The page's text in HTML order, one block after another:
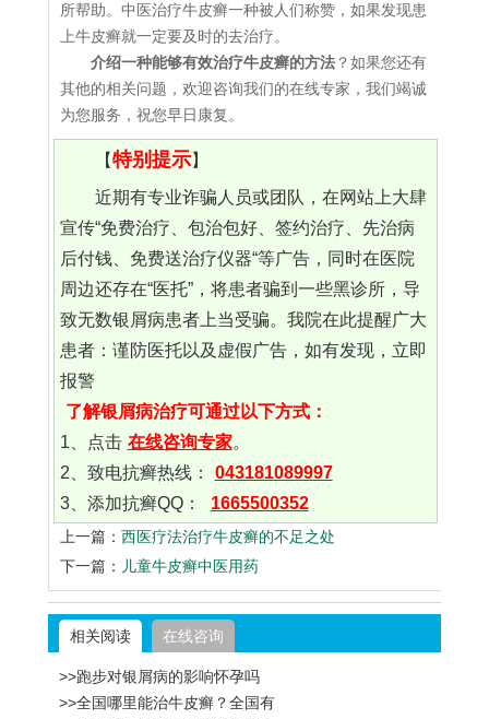
所帮助。中医治疗牛皮癣一种被人们称赞，如果发现患
上牛皮癣就一定要及时的去治疗。
介绍一种能够有效治疗牛皮癣的方法 ？如果您还有
其他的相关问题，欢迎咨询我们的在线专家，我们竭诚
为您服务，祝您早日康复。
【特别提示】
近期有专业诈骗人员或团队，在网站上大肆
宣传“免费治疗、包治包好、签约治疗、先治病
后付钱、免费送治疗仪器“等广告，同时在医院
周边还存在“医托”，将患者骗到一些黑诊所，导
致无数银屑病患者上当受骗。我院在此提醒广大
患者：谨防医托以及虚假广告，如有发现，立即
报警
了解银屑病治疗可通过以下方式：
1、点击 在线咨询专家。
2、致电抗癣热线：
043181089997
3、添加抗癣QQ：
1665500352
上一篇： 西医疗法治疗牛皮癣的不足之处
下一篇： 儿童牛皮癣中医用药
相关阅读 在线咨询
>>跑步对银屑病的影响怀孕吗
>>全国哪里能治牛皮癣？全国有